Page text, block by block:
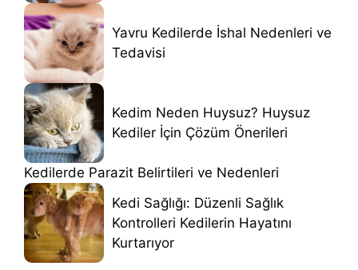
Yavru Kedilerde İshal Nedenleri ve
Tedavisi
Kedim Neden Huysuz? Huysuz
Kediler İçin Çözüm Önerileri
Kedilerde Parazit Belirtileri ve Nedenleri
Kedi Sağlığı: Düzenli Sağlık
Kontrolleri Kedilerin Hayatını
Kurtarıyor